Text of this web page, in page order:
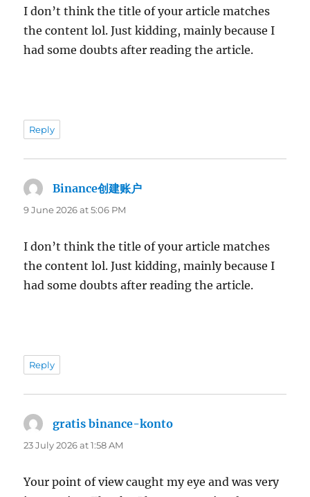
I don’t think the title of your article matches
the content lol. Just kidding, mainly because I
had some doubts after reading the article.
Reply
Binance创建账户
9 June 2026 at 5:06 PM
I don’t think the title of your article matches
the content lol. Just kidding, mainly because I
had some doubts after reading the article.
Reply
gratis binance-konto
23 July 2026 at 1:58 AM
Your point of view caught my eye and was very